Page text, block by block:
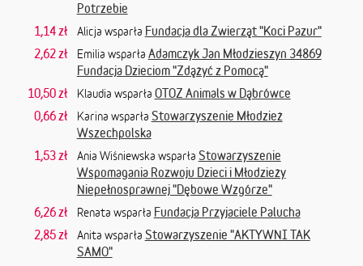
Potrzebie
1,14 zł
Alicja wsparła Fundacja dla Zwierząt "Koci Pazur"
2,62 zł
Emilia wsparła Adamczyk Jan Młodzieszyn 34869
Fundacja Dzieciom "Zdążyć z Pomocą"
10,50 zł
Klaudia wsparła OTOZ Animals w Dąbrówce
0,66 zł
Karina wsparła Stowarzyszenie Młodzież
Wszechpolska
1,53 zł
Ania Wiśniewska wsparła Stowarzyszenie
Wspomagania Rozwoju Dzieci i Młodzieży
Niepełnosprawnej "Dębowe Wzgórze"
6,26 zł
Renata wsparła Fundacja Przyjaciele Palucha
2,85 zł
Anita wsparła Stowarzyszenie "AKTYWNI TAK
SAMO"